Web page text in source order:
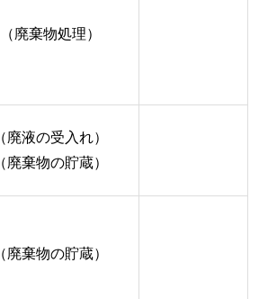
（廃棄物処理）
（廃液の受入れ）
（廃棄物の貯蔵）
（廃棄物の貯蔵）